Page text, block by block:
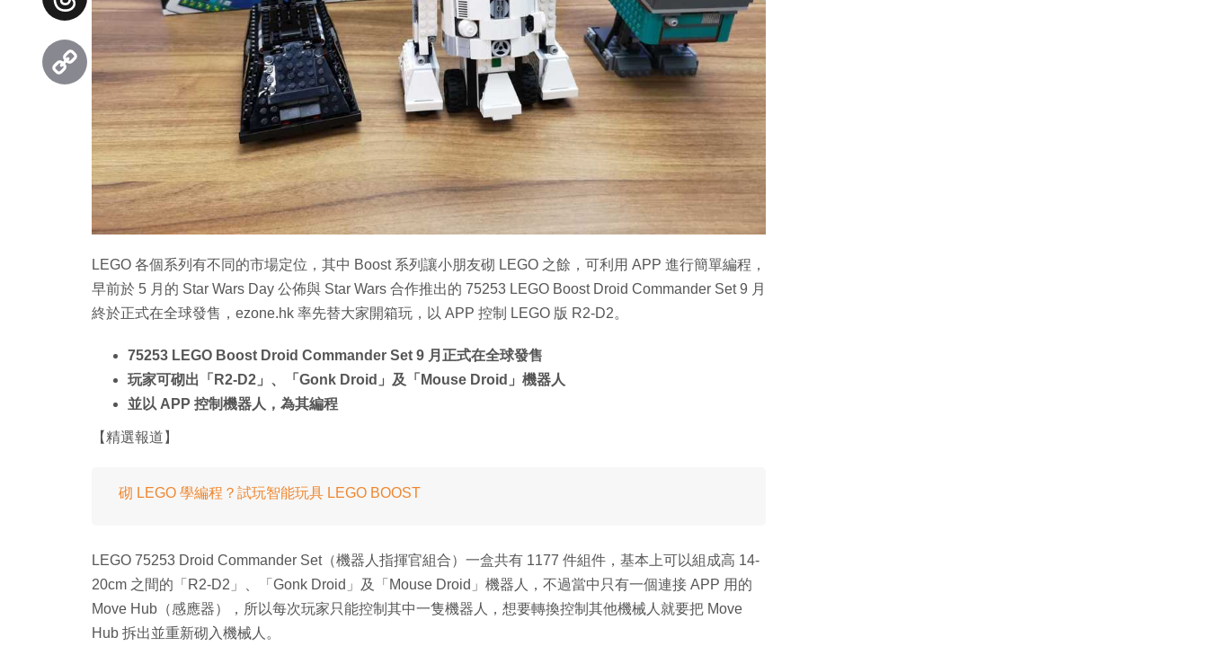
LEGO 各個系列有不同的市場定位，其中 Boost 系列讓小朋友砌 LEGO 之餘，可利用 APP 進行簡單編程，
早前於 5 月的 Star Wars Day 公佈與 Star Wars 合作推出的 75253 LEGO Boost Droid Commander Set 9 月
終於正式在全球發售，ezone.hk 率先替大家開箱玩，以 APP 控制 LEGO 版 R2-D2。
75253 LEGO Boost Droid Commander Set 9 月正式在全球發售
玩家可砌出「R2-D2」、「Gonk Droid」及「Mouse Droid」機器人
並以 APP 控制機器人，為其編程
【精選報道】
砌 LEGO 學編程？試玩智能玩具 LEGO BOOST
LEGO 75253 Droid Commander Set（機器人指揮官組合）一盒共有 1177 件組件，基本上可以組成高 14-
20cm 之間的「R2-D2」、「Gonk Droid」及「Mouse Droid」機器人，不過當中只有一個連接 APP 用的
Move Hub（感應器），所以每次玩家只能控制其中一隻機器人，想要轉換控制其他機械人就要把 Move
Hub 拆出並重新砌入機械人。
Threads
Copy
Link